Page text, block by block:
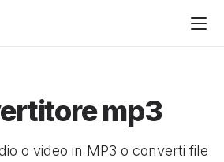
mp3
o video in MP3 o converti file